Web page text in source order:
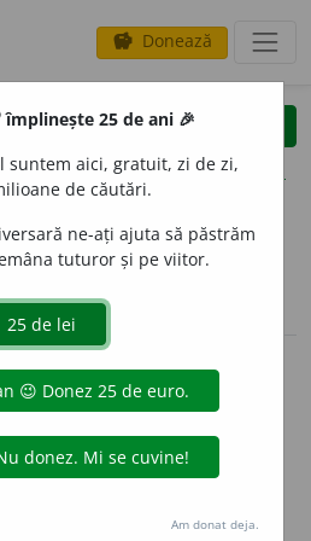
savings Donează
clear
opțiuni
definiții (6)
declinări
sunt compilate de
Definițiile
află pe filadefiniții.
filele pe pagina de
împlinește 25 de ani 🎉
suntem aici, gratuit, zi de zi,
de căutări.
ne-ați ajuta să păstrăm
tuturor și pe viitor.
Am donat deja.